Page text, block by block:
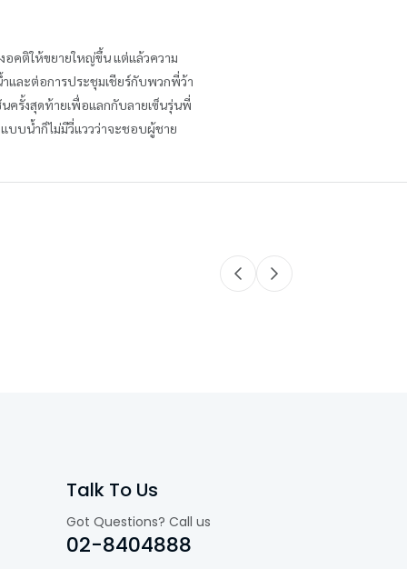
อคติให้ขยายใหญ่ขึ้น แต่แล้วความ
และต่อการประชุมเชียร์กับพวกพี่ว้า
ครั้งสุดท้ายเพื่อแลกกับลายเซ็นรุ่นพี่
แบบน้ำก็ไม่มีวี่แววว่าจะชอบผู้ชาย
Talk To Us
Got Questions? Call us
02-8404888